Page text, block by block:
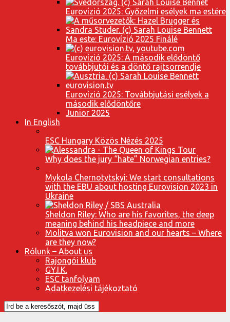
Eurovízió 2025: Győzelmi esélyek ma estére
Ma este: Eurovízió 2025 Finálé
Eurovízió 2025: A második elődöntő
továbbjutói és a döntő rajtsorrendje
Eurovízió 2025: Továbbjutási esélyek a
második elődöntőre
Junior 2025
In English
ESC Hungary Közös Nézés 2025
Why does the jury “hate” Norwegian entries?
Mykola Chernotytskyi: We start consultations
with the EBU about hosting Eurovision 2023 in
Ukraine
Sheldon Riley: Who are his favorites, the deep
meaning behind his headpiece and more
Molitva won Eurovision and our hearts – Where
are they now?
Rólunk – About us
Rajongói klub
GY.I.K.
ESC tanfolyam
Adatkezelési tájékoztató